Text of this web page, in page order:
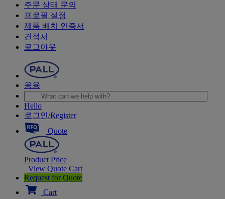
주문 상태 문의
프로필 설정
제품 배치 인증서
견적서
로그아웃
응용
Hello
로그인/Register
Quote
Product Price
View Quote Cart
Request for Quote
Cart